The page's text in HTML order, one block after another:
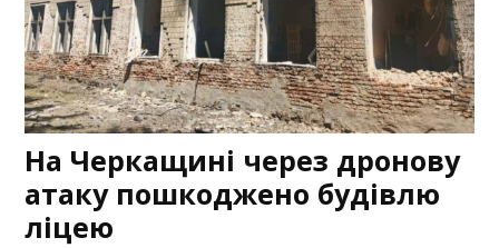
На Черкащині через дронову
атаку пошкоджено будівлю
ліцею